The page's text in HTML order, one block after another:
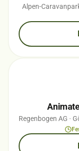
Alpen-
Regenbogen AG ·